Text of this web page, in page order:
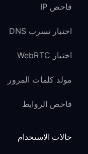
فاحص IP
اختبار تسرب DNS
اختبار WebRTC
مولد كلمات المرور
فاحص الروابط
حالات الاستخدام